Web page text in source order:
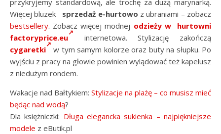
Więcej bluzek sprzedaż e-hurtowo z ubraniami – zobacz
bestsellery. Zobacz więcej modnej odzieży w hurtowni
factoryprice.eu
internetowa. Stylizację zakończą
cygaretki
w tym samym kolorze oraz buty na słupku. Po
wyjściu z pracy na głowie powinien wylądować też kapelusz
z niedużym rondem.
Wakacje nad Bałtykiem: Stylizacje na plażę – co musisz mieć
będąc nad wodą?
Dla księżniczki: Długa elegancka sukienka – najpiękniejsze
modele z eButik.pl